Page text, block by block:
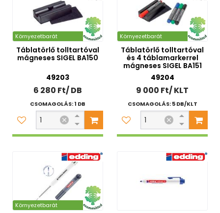
UNI
Ecset
Kerekített
Tűhegyű
Vágott
Darabos
Készlet
Nettó ár
0 Ft 20 000 Ft
Szűrési feltételek törlése
Környezetbarát
Táblatörlő tolltartóval
mágneses SIGEL BA150
49203
6 280 Ft/ DB
CSOMAGOLÁS: 1 DB
Környezetbarát
Táblatörlő tolltartóval
és 4 táblamarkerrel
mágneses SIGEL BA151
49204
9 000 Ft/ KLT
CSOMAGOLÁS: 5 DB/KLT
Környezetbarát